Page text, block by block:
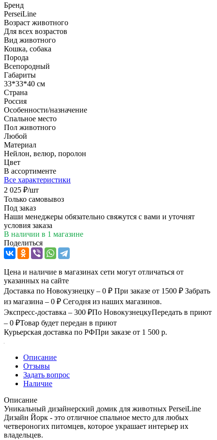
Бренд
PerseiLine
Возраст животного
Для всех возрастов
Вид животного
Кошка, собака
Порода
Всепородный
Габариты
33*33*40 см
Страна
Россия
Особенности/назначение
Спальное место
Пол животного
Любой
Материал
Нейлон, велюр, поролон
Цвет
В ассортименте
Все характеристики
2 025 ₽/шт
Только самовывоз
Под заказ
Наши менеджеры обязательно свяжутся с вами и уточнят
условия заказа
В наличии в 1 магазине
Поделиться
Цена и наличие в магазинах сети могут отличаться от
указанных на сайте
Доставка по Новокузнецку – 0 ₽ При заказе от 1500 ₽ Забрать
из магазина – 0 ₽ Сегодня из наших магазинов.
Экспресс-доставка – 300 ₽По НовокузнецкуПередать в приют
– 0 ₽Товар будет передан в приют
Курьерская доставка по РФПри заказе от 1 500 р.
Описание
Отзывы
Задать вопрос
Наличие
Описание
Уникальный дизайнерский домик для животных PerseiLine
Дизайн Йорк - это отличное спальное место для любых
четвероногих питомцев, которое украшает интерьер их
владельцев.